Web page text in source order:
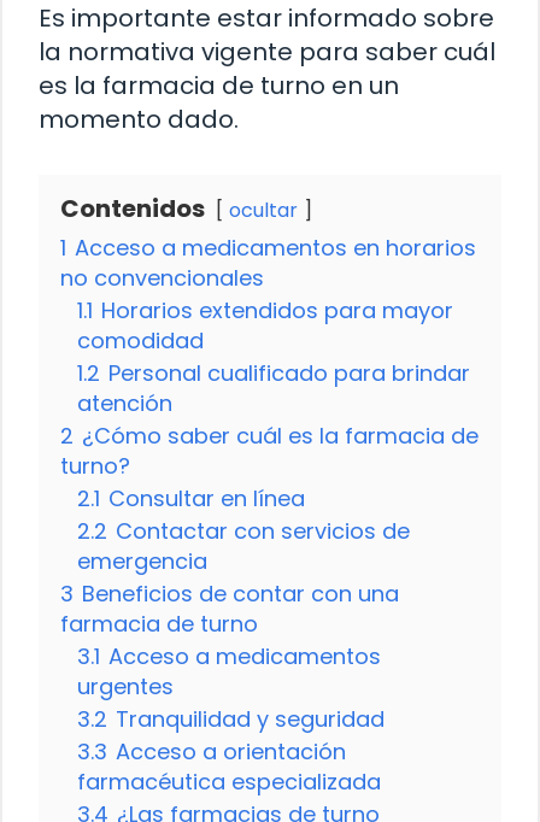
Es importante estar informado sobre
la normativa vigente para saber cuál
es la farmacia de turno en un
momento dado.
Contenidos ocultar
1 Acceso a medicamentos en horarios
no convencionales
1.1 Horarios extendidos para mayor
comodidad
1.2 Personal cualificado para brindar
atención
2 ¿Cómo saber cuál es la farmacia de
turno?
2.1 Consultar en línea
2.2 Contactar con servicios de
emergencia
3 Beneficios de contar con una
farmacia de turno
3.1 Acceso a medicamentos
urgentes
3.2 Tranquilidad y seguridad
3.3 Acceso a orientación
farmacéutica especializada
3.4 ¿Las farmacias de turno